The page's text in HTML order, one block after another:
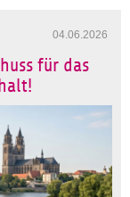
04.06.2026
für das